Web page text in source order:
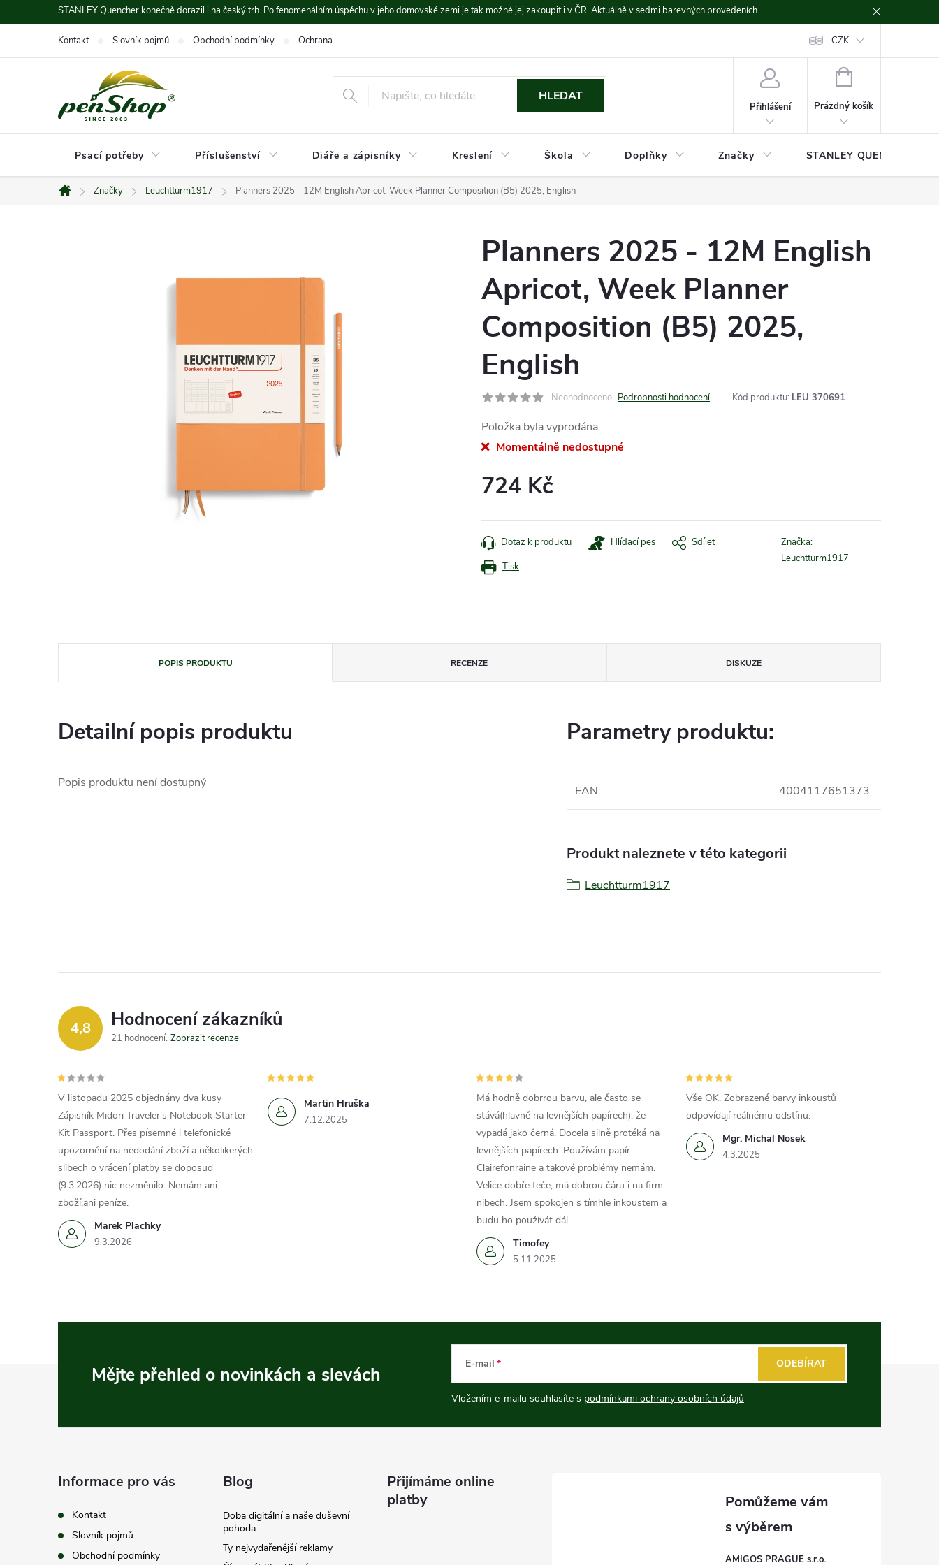
na
STANLEY Quencher konečně dorazil i na český trh. Po fenomenálním úspěchu v jeho domovské zemi je tak možné jej zakoupit i v ČR. Aktuálně v sedmi barevných provedeních.
Kontakt Slovník pojmů Obchodní podmínky Ochrana údajů CZK
HLEDAT
Přihlášení
NÁKUPNÍ
Prázdný košík
Psací potřeby Příslušenství Diáře a zápisníky Kreslení Škola Doplňky Značky STANLEY QUENCHER
Domů
Značky Leuchtturm1917 Planners 2025 - 12M English Apricot, Week Planner Composition (B5) 2025, English
Planners 2025 - 12M English
Apricot, Week Planner
Composition (B5) 2025,
English
Neohodnoceno Podrobnosti hodnocení Kód produktu: LEU 370691
Položka byla vyprodána…
Momentálně nedostupné
724 Kč
cena:
Tisk
Dotaz k produktu Hlídací pes Sdílet
Značka:
Leuchtturm1917
POPIS PRODUKTU RECENZE DISKUZE
Detailní popis produktu
Popis produktu není dostupný
Parametry produktu:
EAN: 4004117651373
Produkt naleznete v této kategorii
Leuchtturm1917
4,8 Hodnocení zákazníků
21 hodnocení Zobrazit recenze
Marek Plachky
9.3.2026
V listopadu 2025 objednány dva kusy
Zápisník Midori Traveler's Notebook Starter
Kit Passport. Přes písemné i telefonické
upozornění na nedodání zboží a několikerých
slibech o vrácení platby se doposud
(9.3.2026) nic nezměnilo. Nemám ani
zboží,ani peníze.
Martin Hruška
7.12.2025
Timofey
5.11.2025
Má hodně dobrrou barvu, ale často se
stává(hlavně na levnějších papírech), že
vypadá jako černá. Docela silně protéká na
levnějších papírech. Používám papír
Clairefonraine a takové problémy nemám.
Velice dobře teče, má dobrou čáru i na firm
nibech. Jsem spokojen s tímhle inkoustem a
budu ho používát dál.
Mgr. Michal Nosek
4.3.2025
Vše OK. Zobrazené barvy inkoustů
odpovídají reálnému odstínu.
Mějte přehled o novinkách a slevách E-mail
Vložením e-mailu souhlasíte s podmínkami ochrany osobních údajů
ODEBÍRAT
Informace pro vás
Kontakt
Slovník pojmů
Obchodní podmínky
Blog
Doba digitální a naše duševní
pohoda
Ty nejvydařenější reklamy
Přijímáme online
platby
AMIGOS PRAGUE s.r.o.